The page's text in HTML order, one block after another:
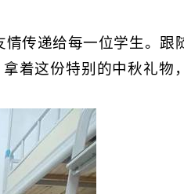
传递给每一位学生。跟
着这份特别的中秋礼物